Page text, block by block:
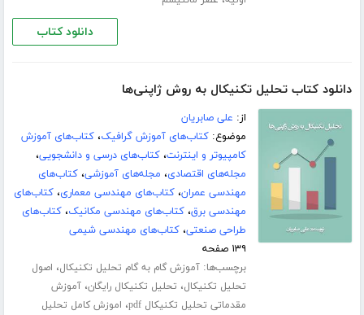
دانلود کتاب
دانلود کتاب تحلیل تکنیکال به روش ژاپنی‌ها
از: علی صابریان
موضوع:کتاب‌های آموزش گرافیک،کتاب‌های آموزش
کامپیوتر و اینترنت،کتاب‌های درسی و دانشجویی،
مجله‌های اقتصادی، مجله‌های آموزشی،کتاب‌های
مهندسی عمران،کتاب‌های مهندسی معماری،کتاب‌های
مهندسی برق،کتاب‌های مهندسی مکانیک،کتاب‌های
طراحی صنعتی،کتاب‌های مهندسی شیمی
۱۳۹ صفحه
برچسب‌ها:آموزش گام به گام تحلیل تکنیکال، اصول
تحلیل تکنیکال، تحلیل تکنیکال رایگان،آموزش
مقدماتی تحلیل تکنیکال pdf
، اموزش کامل تحلیل